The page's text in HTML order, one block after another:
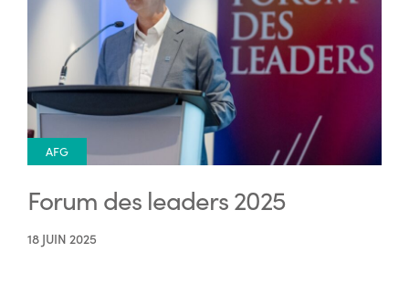
AFG
Forum des leaders 2025
18 JUIN 2025